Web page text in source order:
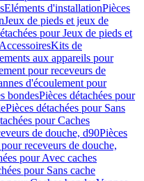
Eléments d'installationPièces
Jeux de pieds et jeux de
pour Jeux de pieds et
AccessoiresKits de
aux appareils pour
pour receveurs de
d'écoulement pour
bondesPièces détachées pour
Pièces détachées pour Sans
pour Caches
de douche, d90Pièces
receveurs de douche,
pour Avec caches
pour Sans cache